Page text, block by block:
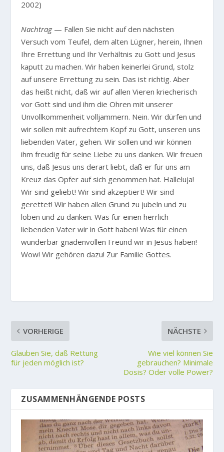
2002)
Nachtrag— Fallen Sie nicht auf den nächsten
Versuch vom Teufel, dem alten Lügner, herein, Ihnen
Ihre Errettung und Ihr Verhältnis zu Gott und Jesus
kaputt zu machen. Wir haben keinerlei Grund, stolz
auf unsere Errettung zu sein. Das ist richtig. Aber
das heißt nicht, daß wir auf allen Vieren kriecherisch
vor Gott sind und ihm die Ohren mit unserer
Unvollkommenheit volljammern. Nein. Wir dürfen und
wir sollen mit aufrechtem Kopf zu Gott, unseren uns
liebenden Vater, gehen. Wir sollen und wir können
ihm freudig für seine Liebe zu uns danken. Wir freuen
uns, daß Jesus uns derart liebt, daß er für uns am
Kreuz das Opfer auf sich genommen hat. Halleluja!
Wir sind geliebt! Wir sind akzeptiert! Wir sind
gerettet! Wir haben allen Grund zu jubeln und zu
loben und zu danken. Was für einen herrlich
liebenden Vater wir in Gott haben! Was für einen
wunderbar gnadenvollen Freund wir in Jesus haben!
Wow! Wir gehören dazu! Zur Familie Gottes.
VORHERIGE
Glauben Sie, daß Rettung
für jeden möglich ist?
NÄCHSTE
Wie viel können Sie
gebrauchen? Minimale
Dosis? Oder volle Power?
ZUSAMMENHÄNGENDE POSTS